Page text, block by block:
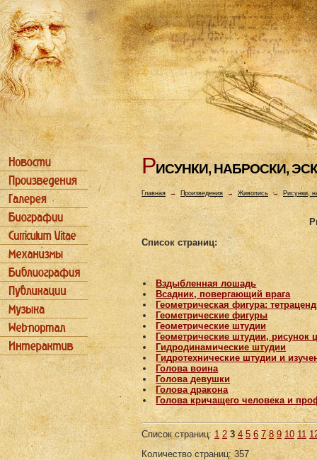
РИСУHКИ, HАБРОСКИ,
Главная→ Произведения → Живопись → Рисунки,
Список страниц:
Вздыбленная лошадь
Всадник, повергающий врага
Геометрическая фигура:
Геометрические фигуры
Геометрические штудии
Геометрические штудии, рисунок
Гидродинамические штудии
Гидротехнические штудии и
Голова воина
Голова девушки
Голова дракона
Голова кричащего человека и
Список страниц: 1 23 4 5 6 7 8 9 10 11
Количество страниц: 357